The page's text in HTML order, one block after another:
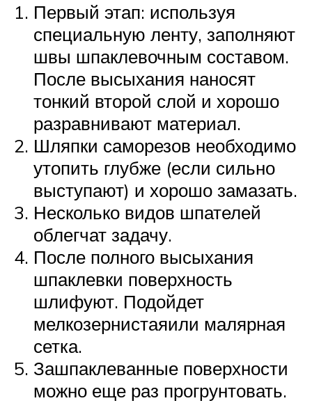
Первый этап: используя
специальную ленту, заполняют
швы шпаклевочным составом.
После высыхания наносят
тонкий второй слой и хорошо
разравнивают материал.
Шляпки саморезов необходимо
утопить глубже (если сильно
выступают) и хорошо замазать.
Несколько видов шпателей
облегчат задачу.
После полного высыхания
шпаклевки поверхность
шлифуют. Подойдет
мелкозернистаяили малярная
сетка.
Зашпаклеванные поверхности
можно еще раз прогрунтовать.